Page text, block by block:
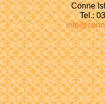
Conne
Tel.: